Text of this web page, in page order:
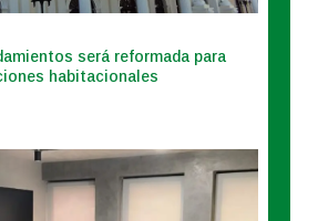
será reformada para
habitacionales